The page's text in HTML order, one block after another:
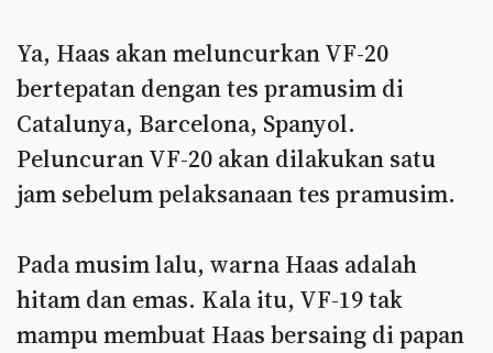
Ya, Haas akan meluncurkan VF-20
bertepatan dengan tes pramusim di
Catalunya, Barcelona, Spanyol.
Peluncuran VF-20 akan dilakukan satu
jam sebelum pelaksanaan tes pramusim.
Pada musim lalu, warna Haas adalah
hitam dan emas. Kala itu, VF-19 tak
mampu membuat Haas bersaing di papan